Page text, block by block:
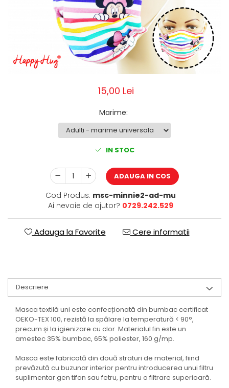
Pălării de Soare
15,00 Lei
Marime:
IN STOC
ADAUGA IN COS
Cod Produs: msc-minnie2-ad-mu
Ai nevoie de ajutor? 0729.242.529
Adauga la Favorite Cere informatii
Descriere
Masca textilă uni este confecționată din bumbac certificat
OEKO-TEX 100, rezistă la spălare la temperatură < 90°,
precum și la igienizare cu clor. Materialul fin este un
amestec 35% bumbac, 65% poliester, 160 g/mp.
Masca este fabricată din două straturi de material, fiind
prevăzută cu buzunar interior pentru introducerea unui filtru
suplimentar gen tifon sau fetru, pentru o filtrare superioară.